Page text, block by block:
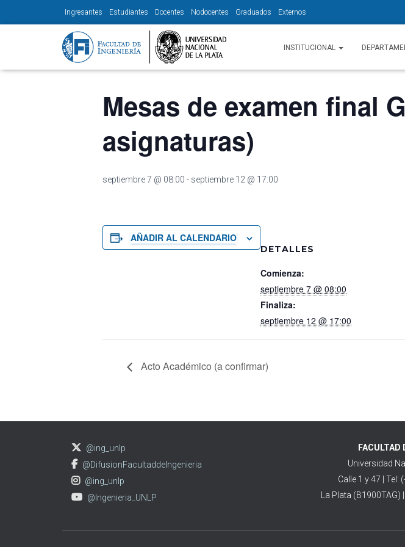
Ingresantes Estudiantes Docentes Nodocentes Graduados Externos
INSTITUCIONAL
« Todos los Eventos
Mesas de examen final
asignaturas)
septiembre 7 @ 08:00 - septiembre 12 @ 17:00
AÑADIR AL CALENDARIO
DETALLES
Comienza:
septiembre 7 @ 08:00
Finaliza:
septiembre 12 @ 17:00
Acto Académico (a confirmar)
@ing_unlp
@DifusionFacultaddeIngenieria
@ing_unlp
@Ingenieria_UNLP
FACULTAD
Universidad
Calle 1 y 47 | Tel:
La Plata (B1900TAG)